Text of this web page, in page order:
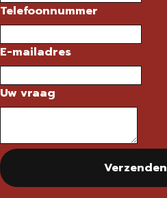
Telefoonnummer
E-mailadres
Uw vraag
Verzenden